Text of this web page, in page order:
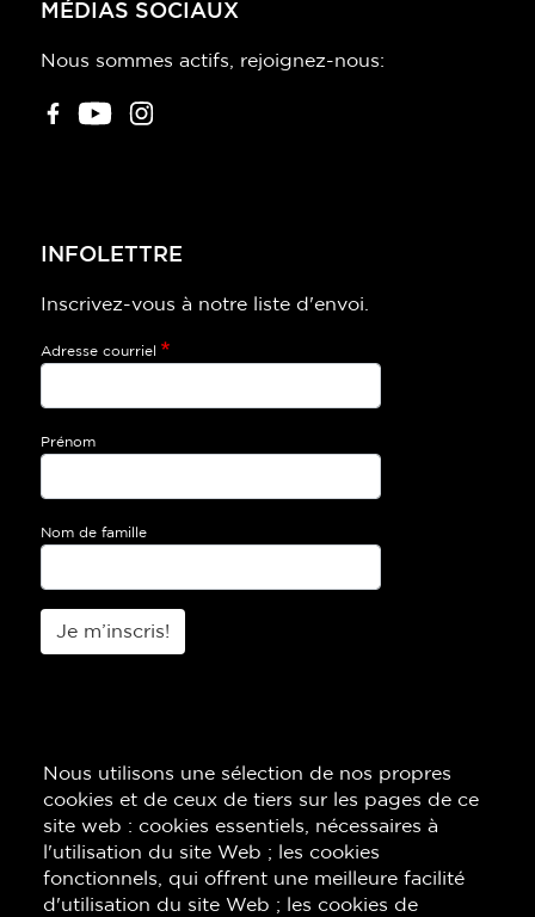
Nous utilisons une sélection de nos propres
cookies et de ceux de tiers sur les pages de ce
site web : cookies essentiels, nécessaires à
l'utilisation du site Web ; les cookies
fonctionnels, qui offrent une meilleure facilité
d'utilisation du site Web ; les cookies de
MÉDIAS SOCIAUX
Nous sommes actifs, rejoignez-nous:
INFOLETTRE
Inscrivez-vous à notre liste d'envoi.
Adresse courriel
Prénom
Nom de famille
Je m’inscris!